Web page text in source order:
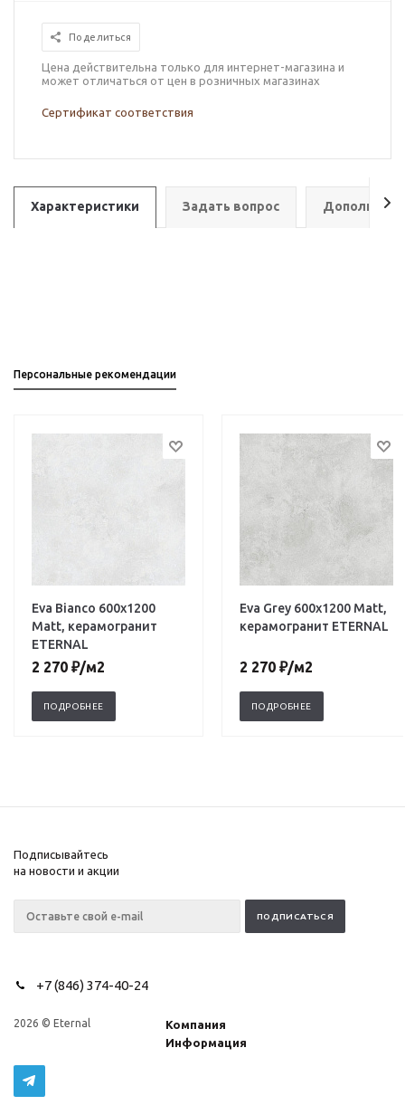
Поделиться
Цена действительна только для интернет-магазина и
может отличаться от цен в розничных магазинах
Сертификат соответствия
Характеристики Задать вопрос
Персональные рекомендации
Eva Bianco 600х1200
Matt, керамогранит
ETERNAL
2 270 ₽/м2
ПОДРОБНЕЕ
Eva Grey 600х1200 Matt,
керамогранит ETERNAL
2 270 ₽/м2
ПОДРОБНЕЕ
Подписывайтесь
на новости и акции
+7 (846) 374-40-24
2026 © Eternal
Компания
Информация